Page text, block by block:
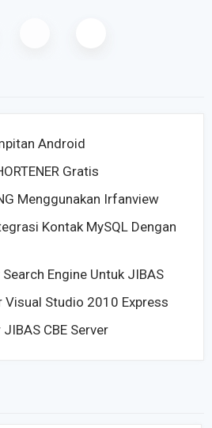
Android
Gratis
Menggunakan Irfanview
Kontak MySQL Dengan
Engine Untuk JIBAS
Visual Studio 2010 Express
CBE Server